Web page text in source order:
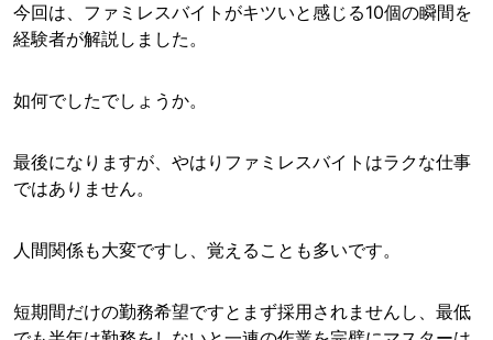
今回は、ファミレスバイトがキツいと感じる10個の瞬間を
経験者が解説しました。
如何でしたでしょうか。
最後になりますが、やはりファミレスバイトはラクな仕事
ではありません。
人間関係も大変ですし、覚えることも多いです。
短期間だけの勤務希望ですとまず採用されませんし、最低